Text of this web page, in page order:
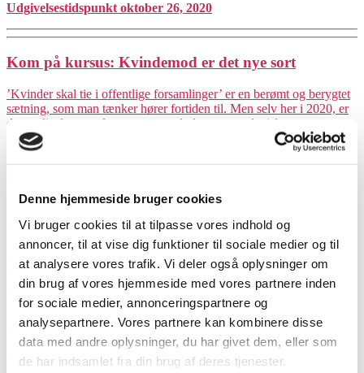
Denne hjemmeside bruger cookies
Vi bruger cookies til at tilpasse vores indhold og
annoncer, til at vise dig funktioner til sociale medier og til
at analysere vores trafik. Vi deler også oplysninger om
din brug af vores hjemmeside med vores partnere inden
for sociale medier, annonceringspartnere og
analysepartnere. Vores partnere kan kombinere disse
data med andre oplysninger, du har givet dem, eller som
de har indsamlet fra din brug af deres tjenester.
Udgivelsestidspunkt oktober 26, 2020
Kom på kursus: Kvindemod er det nye sort
’Kvinder skal tie i offentlige forsamlinger’ er en berømt og berygtet
sætning, som man tænker hører fortiden til. Men selv her i 2020, er
det stadig først og fremmest mænd, der tager ordet i forsa...
Udgivelsestidspunkt juni 12, 2020
Kommunikationspraktikant med interesse for
ligestilling søges
Er du skarp til at kommunikere og formidle både på tryk, web og
sociale medier? Og interesser du dig for køn, ligestilling og
mangfoldighed? Så kan det være du er den praktikant FIU-
Ligestilling l...
Udgivelsestidspunkt april 27, 2020